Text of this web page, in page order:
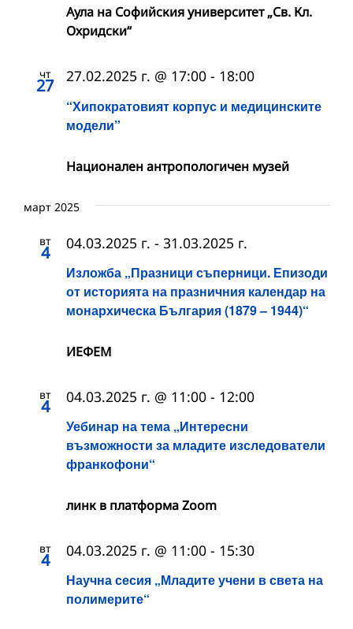
Аула на Софийския университет „Св. Кл.
Охридски“
чт
27
“Хипократовият корпус и медицинските
модели”
27.02.2025 г. @ 17:00 - 18:00
Национален антропологичен музей
март 2025
вт
4
Изложба „Празници съперници. Епизоди
от историята на празничния календар на
монархическа България (1879 – 1944)“
04.03.2025 г. - 31.03.2025 г.
ИЕФЕМ
вт
4
Уебинар на тема „Интересни
възможности за младите изследователи
франкофони“
04.03.2025 г. @ 11:00 - 12:00
линк в платформа Zoom
вт
4
Научна сесия „Младите учени в света на
полимерите“
04.03.2025 г. @ 11:00 - 15:30